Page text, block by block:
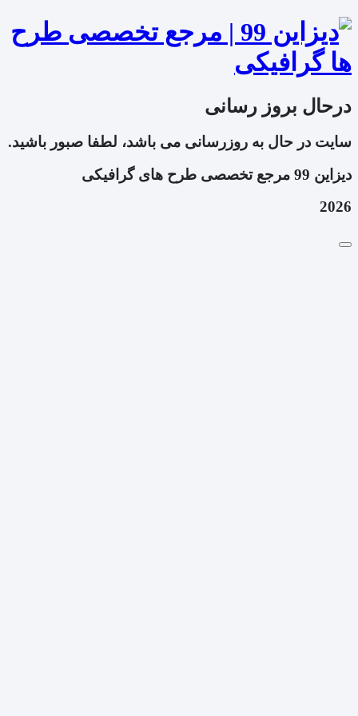
درحال بروز رسانی
سایت در حال به روزرسانی می باشد، لطفا صبور باشید.
دیزاین 99 مرجع تخصصی طرح های گرافیکی
2026